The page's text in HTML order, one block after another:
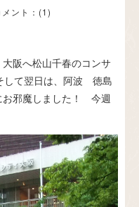
メント： (1)
阪へ松山千春のコンサ
して翌日は、阿波 徳島
お邪魔しました！ 今週